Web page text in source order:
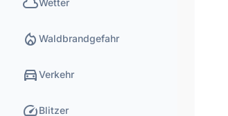
Wetter
local_fire_department Waldbrandgefahr
directions_carVerkehr
speedBlitzer